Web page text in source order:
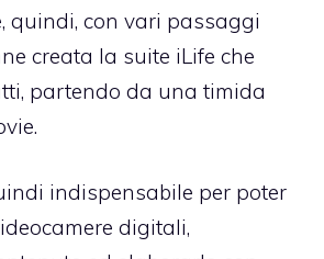
quindi, con vari passaggi
creata la suite iLife che
partendo da una timida
indispensabile per poter
digitali,